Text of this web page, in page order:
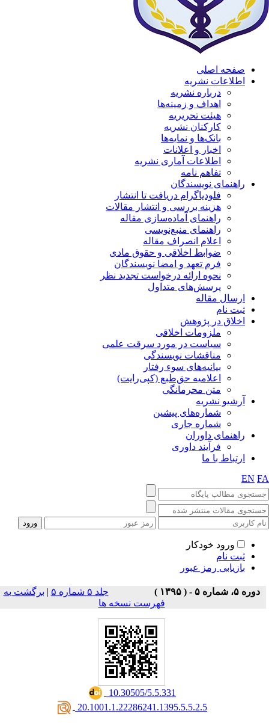
صفحه اصلی
اطلاعات نشریه
درباره نشریه
اهداف و زمینه‌ها
هیئت تحریریه
کارکنان نشریه
بانک‌ها و نمایه‌ها
اخبار و اعلانات
اطلاعات آماری نشریه
تفاهم نامه
راهنمای نویسندگان
فلودیاگرام دریافت تا انتشار
هزینه بررسی و انتشار مقالات
راهنمای آماده‌سازی مقاله
راهنمای منبع‌نویسی
اعلام انصراف مقاله
ضوابط اخلاقی و حقوق مادی
فرم تعهد و امضا نویسندگان
نحوه ارائه درخواست تجدید نظر
پرسش‌های متداول
ارسال مقاله
ثبت نام
اخلاق در پژوهش
ملزومات اخلاقی
سیاست در مورد سرقت علمی
مناقشات نویسندگی
بیانیه‌های سوء رفتار
اعلامیه حق‌طبع (کپی‌رایت)
متن محرمانگی
آرشیو نشریه
شماره‌های پیشین
شماره جاری
راهنمای داوران
فرآیند داوری
ارتباط با ما
EN
ورود خودکار
ثبت نام
بازیابی رمز عبور
دوره ۵، شماره ۵ - ( ۱۳۹۵ ) جلد ۵ شماره ۵ | برگشت به
فهرست نسخه ها
‎ 10.30505/5.5.331
‎ 20.1001.1.22286241.1395.5.5.2.5